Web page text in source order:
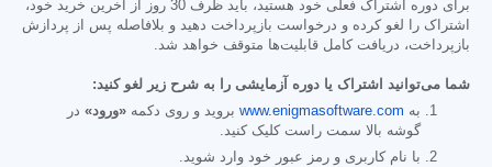
برای دوره اشتراک فعلی خود هستید، باید ظرف 30 روز از آخرین خرید خود،
اشتراک را لغو کرده و درخواست بازپرداخت دهید و بلافاصله پس از پردازش
بازپرداخت، دریافت کامل قابلیت‌ها متوقف خواهد شد.
شما می‌توانید اشتراک یا دوره آزمایشی را به شرح زیر لغو کنید:
به www.enigmasoftware.com بروید و روی دکمه «ورود» در
گوشه بالا سمت راست کلیک کنید.
با نام کاربری و رمز عبور خود وارد شوید.